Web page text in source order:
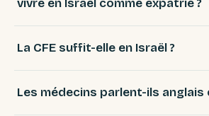
vivre en Israël comme expatrié ?
La CFE suffit-elle en Israël ?
Les médecins parlent-ils anglais